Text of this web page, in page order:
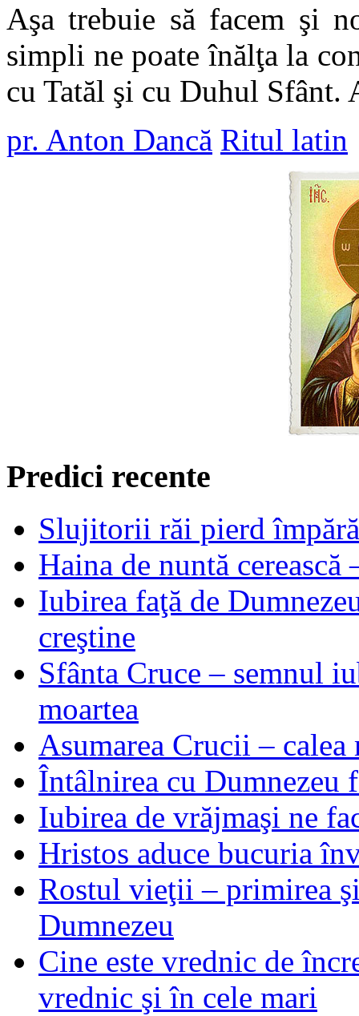
Aşa trebuie să facem şi
simpli ne poate înălţa la
cu Tatăl şi cu Duhul Sfânt.
pr. Anton Dancă Ritul latin
Predici recente
Slujitorii răi pierd
Haina de nuntă
Iubirea faţă de
creştine
Sfânta Cruce – semnul
moartea
Asumarea Crucii –
Întâlnirea cu Dumnezeu
Iubirea de vrăjmaşi ne
Hristos aduce bucuria
Rostul vieţii – primirea
Dumnezeu
Cine este vrednic de
vrednic şi în cele mari